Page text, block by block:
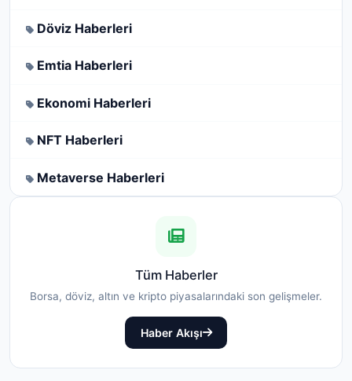
Döviz Haberleri
Emtia Haberleri
Ekonomi Haberleri
NFT Haberleri
Metaverse Haberleri
Tüm Haberler
Borsa, döviz, altın ve kripto piyasalarındaki son gelişmeler.
Haber Akışı